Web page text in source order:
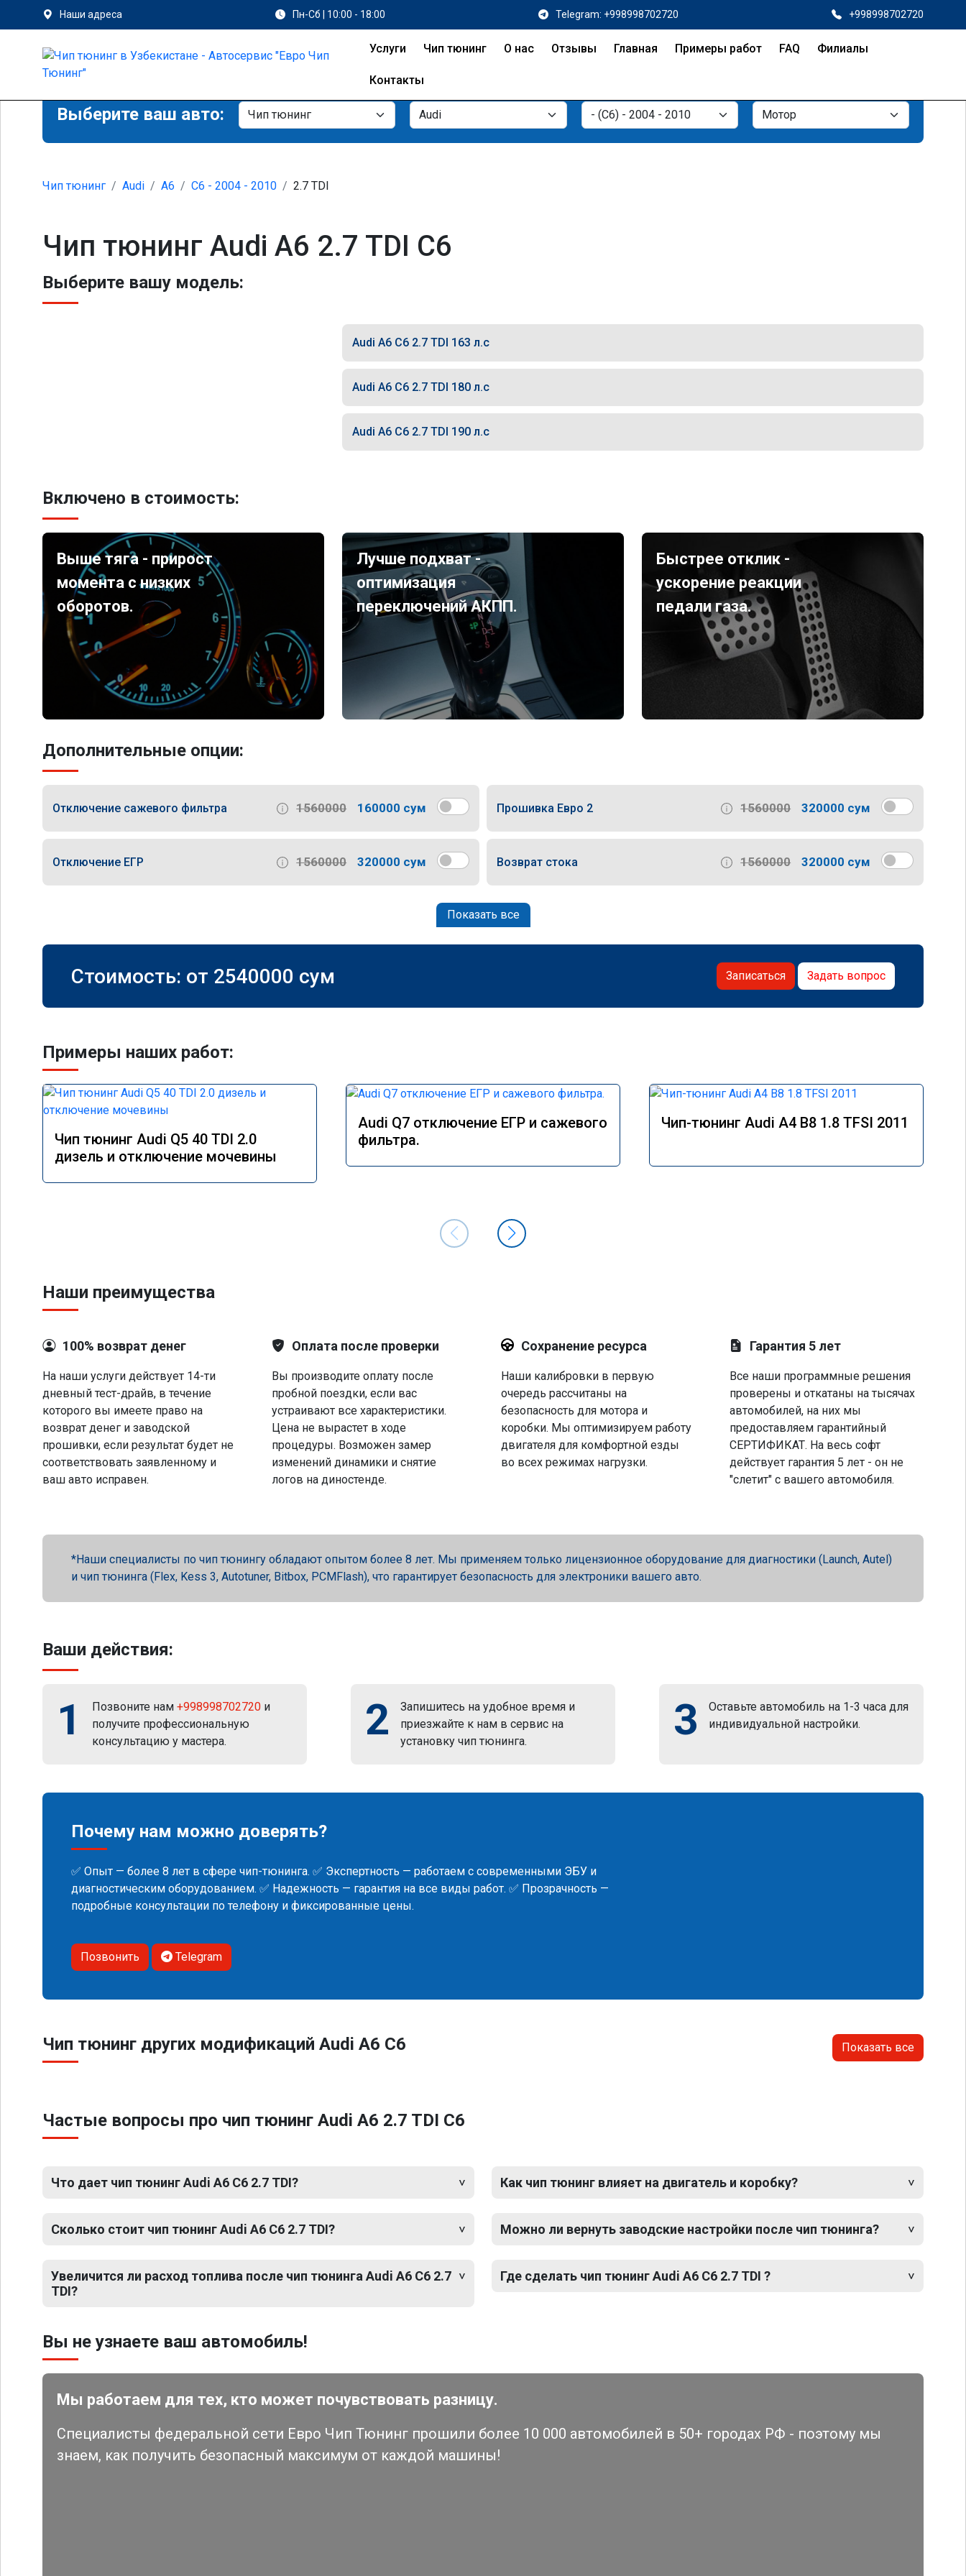
Наши адреса Пн-Сб | 10:00 - 18:00 Telegram: +998998702720 +998998702720
Услуги Чип тюнинг О нас Отзывы Главная Примеры работ FAQ Филиалы
Контакты
Выберите ваш авто:
Чип тюнинг Audi A6 C6 - 2004 - 2010 2.7 TDI
Чип тюнинг Audi A6 2.7 TDI C6
Выберите вашу модель:
Audi A6 C6 2.7 TDI 163 л.с
Audi A6 C6 2.7 TDI 180 л.с
Audi A6 C6 2.7 TDI 190 л.с
Включено в стоимость:
Выше тяга - прирост
момента с низких
оборотов.
Лучше подхват -
оптимизация
переключений АКПП.
Быстрее отклик -
ускорение реакции
педали газа.
Дополнительные опции:
Отключение сажевого фильтра 1560000 160000 сум Прошивка Евро 2 1560000 320000 сум
Отключение ЕГР 1560000 320000 сум Возврат стока 1560000 320000 сум
Показать все
Стоимость: от 2540000 сум Записаться Задать вопрос
Примеры наших работ:
Чип тюнинг Audi Q5 40 TDI 2.0
дизель и отключение мочевины
Audi Q7 отключение ЕГР и сажевого
фильтра.
Чип-тюнинг Audi A4 B8 1.8 TFSI 2011
Наши преимущества
100% возврат денег
На наши услуги действует 14-ти
дневный тест-драйв, в течение
которого вы имеете право на
возврат денег и заводской
прошивки, если результат будет не
соответствовать заявленному и
ваш авто исправен.
Оплата после проверки
Вы производите оплату после
пробной поездки, если вас
устраивают все характеристики.
Цена не вырастет в ходе
процедуры. Возможен замер
изменений динамики и снятие
логов на диностенде.
Сохранение ресурса
Наши калибровки в первую
очередь рассчитаны на
безопасность для мотора и
коробки. Мы оптимизируем работу
двигателя для комфортной езды
во всех режимах нагрузки.
Гарантия 5 лет
Все наши программные решения
проверены и откатаны на тысячах
автомобилей, на них мы
предоставляем гарантийный
СЕРТИФИКАТ. На весь софт
действует гарантия 5 лет - он не
"слетит" с вашего автомобиля.
Наши специалисты по чип тюнингу обладают опытом более 8 лет. Мы применяем только лицензионное оборудование для диагностики (Launch, Autel)
и чип тюнинга (Flex, Kess 3, Autotuner, Bitbox, PCMFlash), что гарантирует безопасность для электроники вашего авто.
Ваши действия:
1 Позвоните нам +998998702720 и
получите профессиональную
консультацию у мастера.
2
Запишитесь на удобное время и
приезжайте к нам в сервис на
установку чип тюнинга.
3
Оставьте автомобиль на 1-3 часа для
индивидуальной настройки.
Почему нам можно доверять?
✅ Опыт — более 8 лет в сфере чип-тюнинга. ✅ Экспертность — работаем с современными ЭБУ и
диагностическим оборудованием. ✅ Надежность — гарантия на все виды работ. ✅ Прозрачность —
подробные консультации по телефону и фиксированные цены.
Позвонить Telegram
Чип тюнинг других модификаций Audi A6 C6 Показать все
Частые вопросы про чип тюнинг Audi A6 2.7 TDI C6
Что дает чип тюнинг Audi A6 C6 2.7 TDI?
Сколько стоит чип тюнинг Audi A6 C6 2.7 TDI?
Увеличится ли расход топлива после чип тюнинга Audi A6 C6 2.7
TDI?
Как чип тюнинг влияет на двигатель и коробку?
Можно ли вернуть заводские настройки после чип тюнинга?
Где сделать чип тюнинг Audi A6 C6 2.7 TDI ?
Вы не узнаете ваш автомобиль!
Мы работаем для тех, кто может почувствовать разницу.
Специалисты федеральной сети Евро Чип Тюнинг прошили более 10 000 автомобилей в 50+ городах РФ - поэтому мы
знаем, как получить безопасный максимум от каждой машины!